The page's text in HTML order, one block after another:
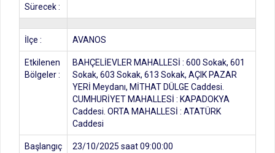
Sürecek :
İlçe : AVANOS
Etkilenen
Bölgeler :
BAHÇELİEVLER MAHALLESİ : 600 Sokak, 601
Sokak, 603 Sokak, 613 Sokak, AÇIK PAZAR
YERİ Meydanı, MİTHAT DÜLGE Caddesi.
CUMHURİYET MAHALLESİ : KAPADOKYA
Caddesi. ORTA MAHALLESİ : ATATÜRK
Caddesi
Başlangıç
23/10/2025 saat 09:00:00